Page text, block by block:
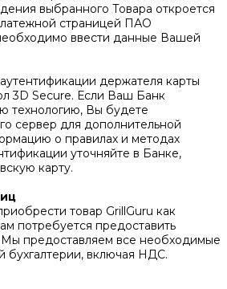
выбранного Товара откроется
страницей ПАО
ввести данные Вашей
держателя карты
3D Secure. Если Ваш Банк
технологию, Вы будете
сервер для дополнительной
о правилах и методах
уточняйте в Банке,
карту.
товар GrillGuru как
потребуется предоставить
предоставляем все необходимые
бухгалтерии, включая НДС.